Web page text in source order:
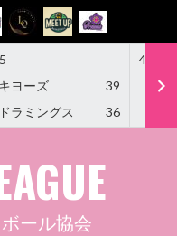
キヨーズ
39
ドラミングス
36
4月 5
ール協会